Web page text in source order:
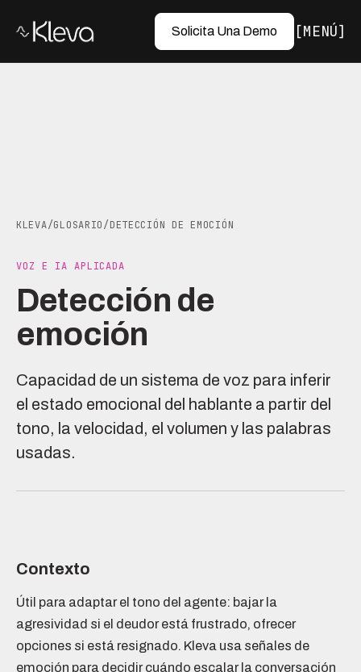
Solicita Una Demo MENÚ
KLEVA/GLOSARIO/DETECCIÓN DE EMOCIÓN
VOZ E IA APLICADA
Detección de
emoción
Capacidad de un sistema de voz para inferir
el estado emocional del hablante a partir del
tono, la velocidad, el volumen y las palabras
usadas.
Contexto
Útil para adaptar el tono del agente: bajar la
agresividad si el deudor está frustrado, ofrecer
opciones si está resignado. Kleva usa señales de
emoción para decidir cuándo escalar la conversación